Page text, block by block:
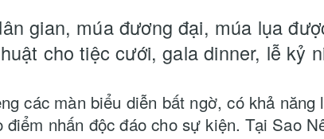
gian, múa đương đại, múa lụa
cho tiệc cưới, gala dinner, lễ kỷ
các màn biểu diễn bất ngờ, có khả
nhấn độc đáo cho sự kiện. Tại Sao